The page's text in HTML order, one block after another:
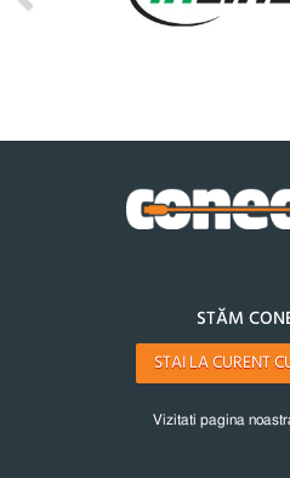
STĂM
STAI LA CURENT
Vizitati pagina